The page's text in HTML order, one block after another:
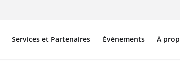
Services et Partenaires Événements À